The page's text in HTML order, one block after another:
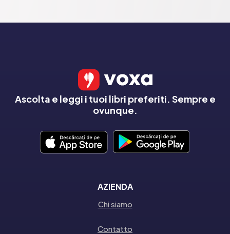
Ascolta e leggi i tuoi libri preferiti. Sempre e
ovunque.
AZIENDA
Chi siamo
Contatto